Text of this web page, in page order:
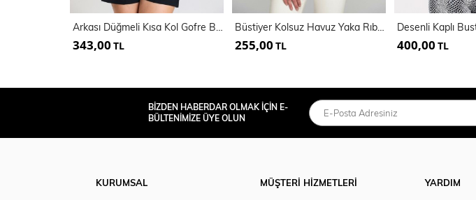
Arkası Düğmeli Kısa Kol Gofre Bluz | Blz33494
343,00 TL
Büstiyer Kolsuz Havuz Yaka Rıbana Bluz
255,00 TL 400,00 TL
BİZDEN HABERDAR OLMAK İÇİN E-
BÜLTENİMİZE ÜYE OLUN
KURUMSAL
MÜŞTERİ HİZMETLERİ
YARDIM